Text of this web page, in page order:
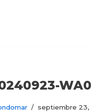
septiembre 23,